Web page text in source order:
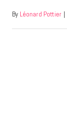
By Léonard Pottier |